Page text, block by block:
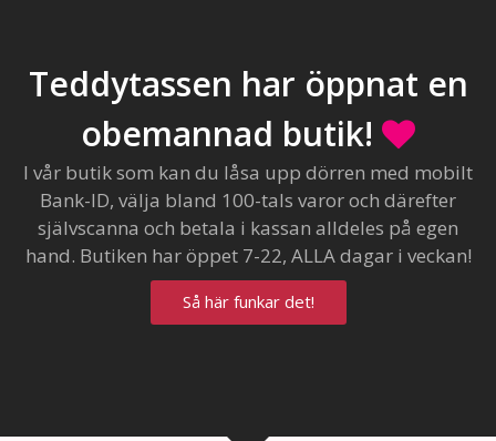
Teddytassen har öppnat en
obemannad butik!
I vår butik som kan du låsa upp dörren med mobilt
Bank-ID, välja bland 100-tals varor och därefter
självscanna och betala i kassan alldeles på egen
hand. Butiken har öppet 7-22, ALLA dagar i veckan!
Så här funkar det!